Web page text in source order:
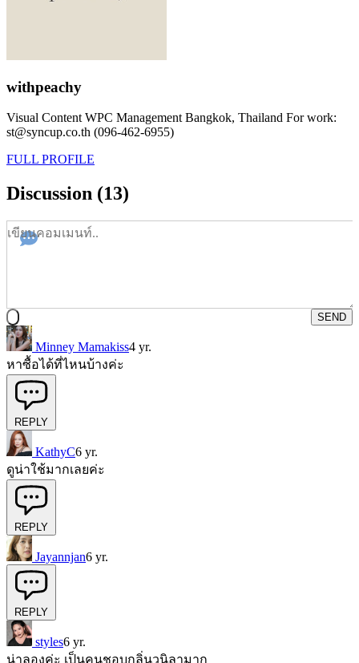
withpeachy
Visual Content WPC Management Bangkok, Thailand For work:
st@syncup.co.th (096-462-6955)
FULL PROFILE
Discussion (13)
SEND
Minney Mamakiss4 yr.
หาซื้อได้ที่ไหนบ้างค่ะ
REPLY
KathyC6 yr.
ดูน่าใช้มากเลยค่ะ
REPLY
Jayannjan6 yr.
REPLY
styles6 yr.
น่าลองค่ะ เป็นคนชอบกลิ่นวนิลามาก